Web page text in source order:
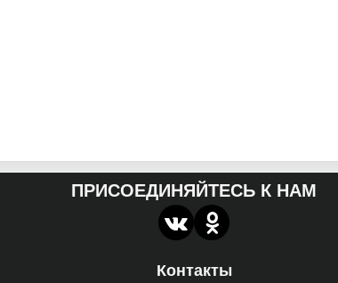
ПРИСОЕДИНЯЙТЕСЬ К НАМ
Контакты